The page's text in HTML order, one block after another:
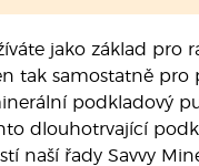
jako základ pro
tak samostatně pro
podkladový
dlouhotrvající
naší řady Savvy